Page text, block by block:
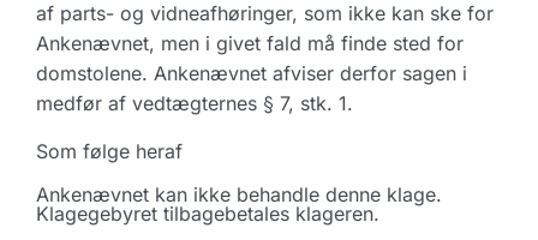
af parts- og vidneafhøringer, som ikke kan ske for
Ankenævnet, men i givet fald må finde sted for
domstolene. Ankenævnet afviser derfor sagen i
medfør af vedtægternes § 7, stk. 1.
Som følge heraf
Ankenævnet kan ikke behandle denne klage.
Klagegebyret tilbagebetales klageren.